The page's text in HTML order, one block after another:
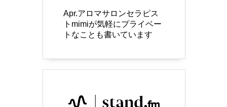
Apr.アロマサロンセラピス
トmimiが気軽にプライベー
トなことも書いています